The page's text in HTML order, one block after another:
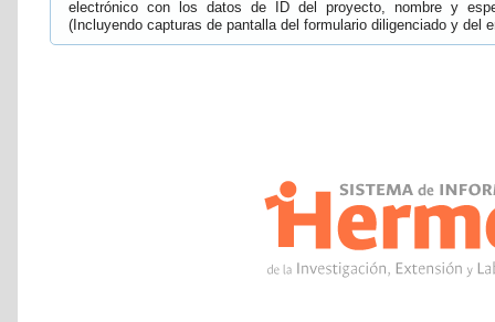
electrónico con los datos de ID del proyecto, nombre y
(Incluyendo capturas de pantalla del formulario diligenciado y del